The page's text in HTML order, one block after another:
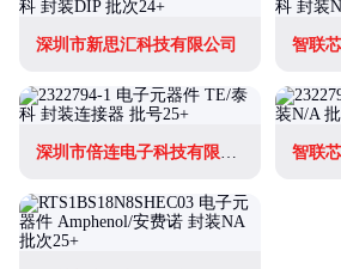
深圳市新思汇科技有限公司
深圳市倍连电子科技有限公司